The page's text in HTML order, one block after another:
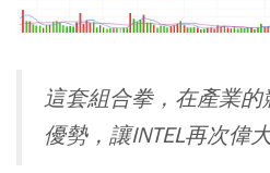
這套組合拳，在產業
優勢，讓INTEL再次偉